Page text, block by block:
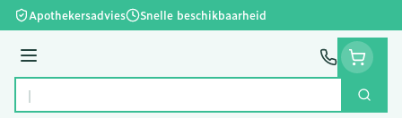
Ga naar de inhoud
Apothekersadvies Snelle beschikbaarheid
Menu
Product, merk, categorie...
Zoek